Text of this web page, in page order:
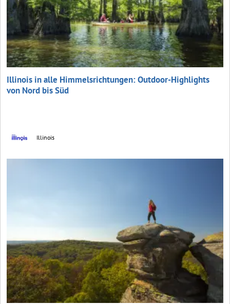
Illinois in alle Himmelsrichtungen: Outdoor-Highlights
von Nord bis Süd
Illinois